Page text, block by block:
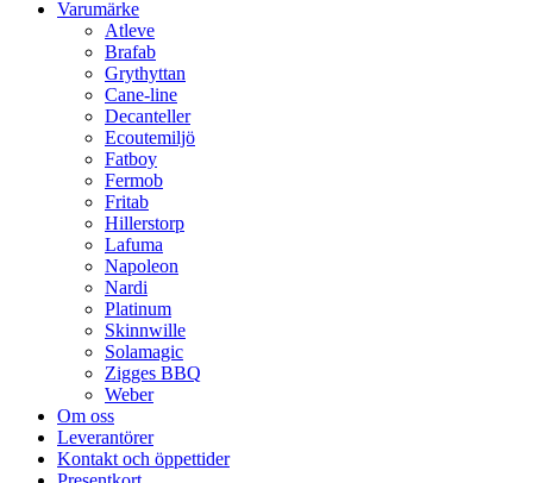
Varumärke
Atleve
Brafab
Grythyttan
Cane-line
Decanteller
Ecoutemiljö
Fatboy
Fermob
Fritab
Hillerstorp
Lafuma
Napoleon
Nardi
Platinum
Skinnwille
Solamagic
Zigges BBQ
Weber
Om oss
Leverantörer
Kontakt och öppettider